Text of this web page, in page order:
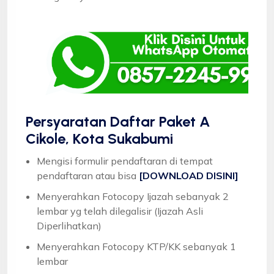
Persyaratan Daftar Paket A
Cikole, Kota Sukabumi
Mengisi formulir pendaftaran di tempat
pendaftaran atau bisa [DOWNLOAD DISINI]
Menyerahkan Fotocopy Ijazah sebanyak 2
lembar yg telah dilegalisir (Ijazah Asli
Diperlihatkan)
Menyerahkan Fotocopy KTP/KK sebanyak 1
lembar